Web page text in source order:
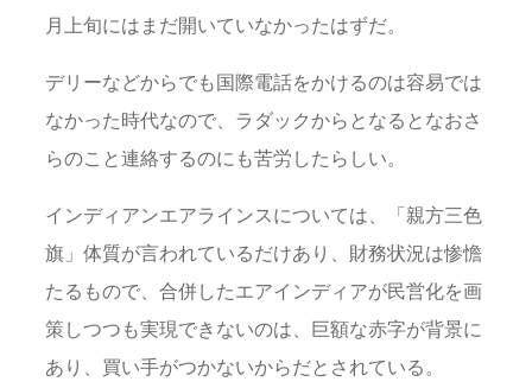
月上旬にはまだ開いていなかったはずだ。
デリーなどからでも国際電話をかけるのは容易では
なかった時代なので、ラダックからとなるとなおさ
らのこと連絡するのにも苦労したらしい。
インディアンエアラインスについては、「親方三色
旗」体質が言われているだけあり、財務状況は惨憺
たるもので、合併したエアインディアが民営化を画
策しつつも実現できないのは、巨額な赤字が背景に
あり、買い手がつかないからだとされている。